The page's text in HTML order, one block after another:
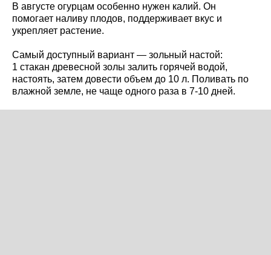
В августе огурцам особенно нужен калий. Он
помогает наливу плодов, поддерживает вкус и
укрепляет растение.
Самый доступный вариант — зольный настой:
1 стакан древесной золы залить горячей водой,
настоять, затем довести объем до 10 л. Поливать по
влажной земле, не чаще одного раза в 7-10 дней.